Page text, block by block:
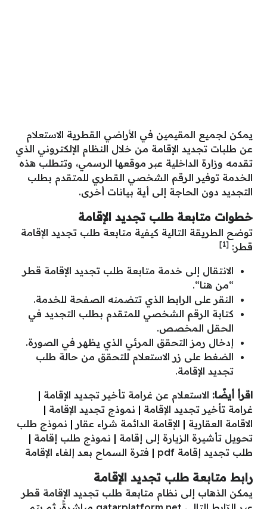
يمكن لجميع المقيمين في الأراضي القطرية الاستعلام
عن طلبات تجديد الإقامة من خلال النظام الإلكتروني الذي
تقدمه وزارة الداخلية عبر موقعها الرسمي، وتتطلب هذه
الخدمة توفير الرقم الشخصي القطري للمتقدم بطلب
التجديد دون الحاجة إلى أية بيانات أخرى.
خطوات متابعة طلب تجديد الإقامة
توضح الطريقة التالية كيفية متابعة طلب تجديد الإقامة
قطر: [1]
الانتقال إلى خدمة متابعة طلب تجديد الإقامة قطر
“من هنا“.
النقر على الرابط الذي تتضمنه الصفحة للخدمة.
كتابة الرقم الشخصي للمتقدم بطلب التجديد في
الحقل المخصص.
إدخال رمز التحقق المرئي الذي يظهر في الصورة.
الضغط على زر الاستعلام للتحقق من حالة طلب
تجديد الإقامة.
اقرأ أيضًا: الاستعلام عن غرامة تأخير تجديد الإقامة |
غرامة تأخير تجديد الإقامة | نموذج تجديد الإقامة |
الاقامة العقارية | الإقامة الدائمة شراء عقار | نموذج طلب
تحويل تأشيرة الزيارة إلى إقامة | نموذج طلب إقامة |
طلب تجديد إقامة pdf
| فترة السماح بعد إلغاء الإقامة
رابط متابعة طلب تجديد الإقامة
يمكن الذهاب إلى نظام متابعة طلب تجديد الإقامة قطر